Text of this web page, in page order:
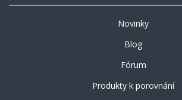
Novinky
Blog
Fórum
Produkty k porovnání